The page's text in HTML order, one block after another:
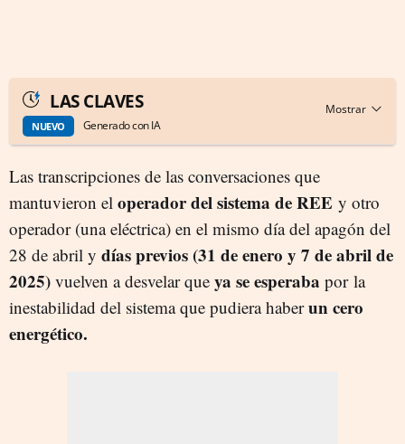
LAS CLAVES
NUEVO Generado con IA
Las transcripciones de las conversaciones que
mantuvieron el operador del sistema de REE y otro
operador (una eléctrica) en el mismo día del apagón del
28 de abril y días previos (31 de enero y 7 de abril de
2025) vuelven a desvelar que ya se esperaba por la
inestabilidad del sistema que pudiera haberun cero
energético.